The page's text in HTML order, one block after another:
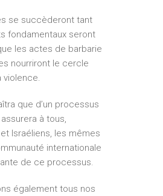
se succèderont tant
fondamentaux seront
les actes de barbarie
nourriront le cercle
violence.
que d’un processus
à tous,
Israéliens, les mêmes
internationale
de ce processus.
également tous nos